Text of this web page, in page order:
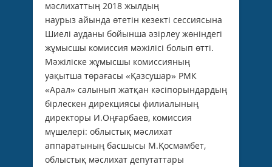
мәслихаттың 2018 жылдың
наурыз айында өтетін кезекті сессиясына
Шиелі ауданы бойынша әзірлеу жөніндегі
жұмысшы комиссия мәжілісі болып өтті.
Мәжіліске жұмысшы комиссияның
уақытша төрағасы «Қазсушар» РМК
«Арал» салынып жатқан кәсіпорындардың
бірлескен дирекциясы филиалының
директоры И.Оңғарбаев, комиссия
мүшелері: облыстық мәслихат
аппаратының басшысы М.Қосмамбет,
облыстық мәслихат депутаттары